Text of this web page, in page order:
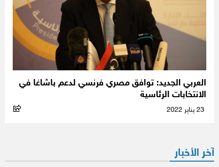
العربي الجديد: توافق مصري فرنسي لدعم باشاغا في
الانتخابات الرئاسية
آخر الأخبار